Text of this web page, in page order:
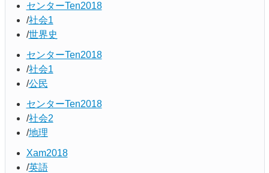
センターTen2018
社会1
世界史
センターTen2018
社会1
公民
センターTen2018
社会2
地理
Xam2018
英語